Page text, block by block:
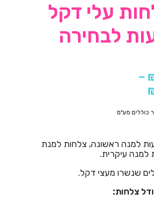
עלי דקל
לבחירה
–
כוללים מע"מ
למנה ראשונה, צלחות למנת
למנה עיקרית.
שנשרו מעצי דקל.
צלחות: